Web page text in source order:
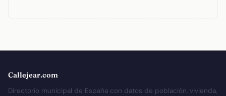
Callejear.com
Directorio municipal de España con datos de población, vivienda,